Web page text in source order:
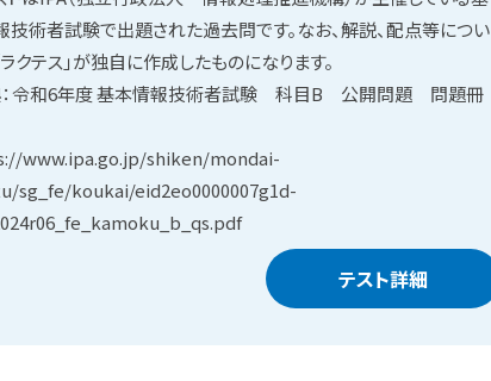
技術者試験で出題された過去問です。なお、解説、配点等につい
クテス」が独自に作成したものになります。
：令和6年度 基本情報技術者試験 科目B 公開問題 問題冊
www.ipa.go.jp/shiken/mondai-
sg_fe/koukai/eid2eo0000007g1d-
テスト詳細